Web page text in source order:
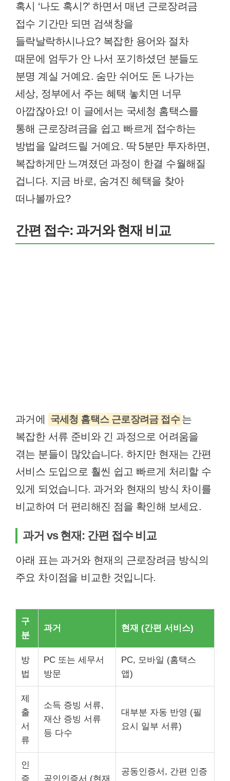
혹시 ‘나도 혹시?’ 하면서 매년 근로장려금
접수 기간만 되면 검색창을
들락날락하시나요? 복잡한 용어와 절차
때문에 엄두가 안 나서 포기하셨던 분들도
분명 계실 거예요. 숨만 쉬어도 돈 나가는
세상, 정부에서 주는 혜택 놓치면 너무
아깝잖아요! 이 글에서는 국세청 홈택스를
통해 근로장려금을 쉽고 빠르게 접수하는
방법을 알려드릴 거예요. 딱 5분만 투자하면,
복잡하게만 느껴졌던 과정이 한결 수월해질
겁니다. 지금 바로, 숨겨진 혜택을 찾아
떠나볼까요?
간편 접수: 과거와 현재 비교
과거에 국세청 홈택스 근로장려금 접수 는
복잡한 서류 준비와 긴 과정으로 어려움을
겪는 분들이 많았습니다. 하지만 현재는 간편
서비스 도입으로 훨씬 쉽고 빠르게 처리할 수
있게 되었습니다. 과거와 현재의 방식 차이를
비교하여 더 편리해진 점을 확인해 보세요.
과거 vs 현재: 간편 접수 비교
아래 표는 과거와 현재의 근로장려금 방식의
주요 차이점을 비교한 것입니다.
구
분
과거 현재 (간편 서비스)
방
법
PC 또는 세무서
방문
PC, 모바일 (홈택스
앱)
제
출
서
류
소득 증빙 서류,
재산 증빙 서류
등 다수
대부분 자동 반영 (필
요시 일부 서류)
인
증
공인인증서 (현재
공동인증서, 간편 인증